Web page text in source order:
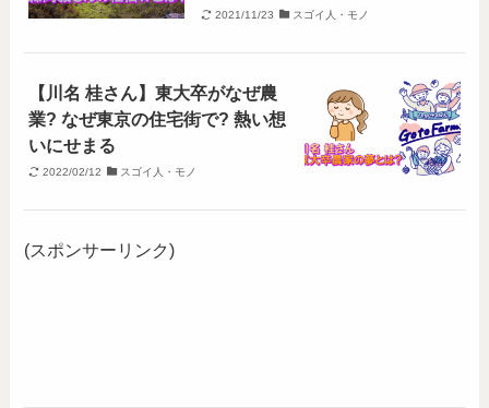
2021/11/23 スゴイ人・モノ
【川名 桂さん】東大卒がなぜ農
業? なぜ東京の住宅街で? 熱い想
いにせまる
2022/02/12 スゴイ人・モノ
(スポンサーリンク)